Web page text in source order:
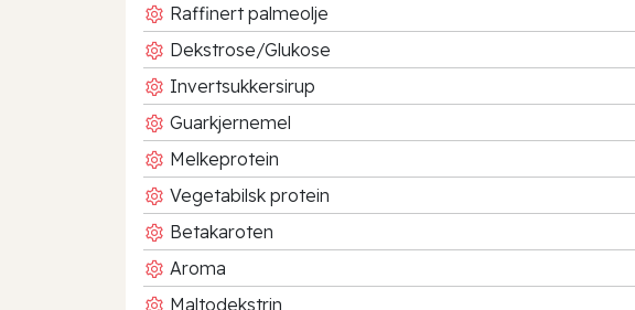
Raffinert palmeolje
Dekstrose/Glukose
Invertsukkersirup
Guarkjernemel
Melkeprotein
Vegetabilsk protein
Betakaroten
Aroma
Maltodekstrin